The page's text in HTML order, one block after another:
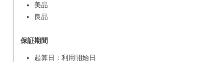
美品
良品
保証期間
起算日：利用開始日